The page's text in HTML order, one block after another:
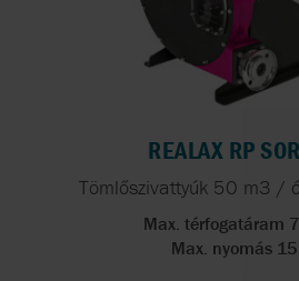
REALAX RP
Tömlőszivattyúk 50 m3 /
Max. térfogatáram
Max. nyomás